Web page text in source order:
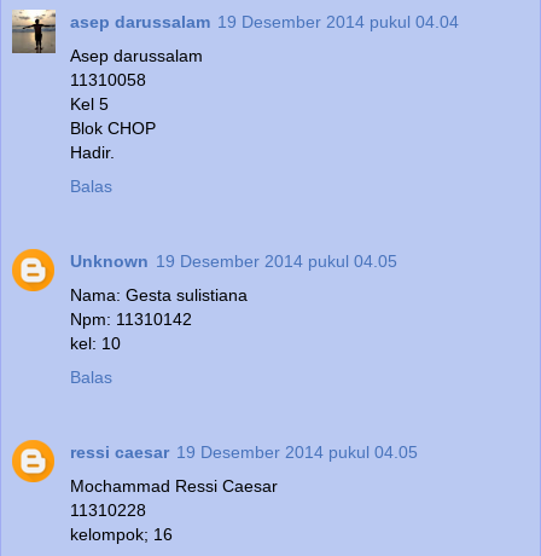
asep darussalam 19 Desember 2014 pukul 04.04
Asep darussalam
11310058
Kel 5
Blok CHOP
Hadir.
Balas
Unknown 19 Desember 2014 pukul 04.05
Nama: Gesta sulistiana
Npm: 11310142
kel: 10
Balas
ressi caesar 19 Desember 2014 pukul 04.05
Mochammad Ressi Caesar
11310228
kelompok; 16